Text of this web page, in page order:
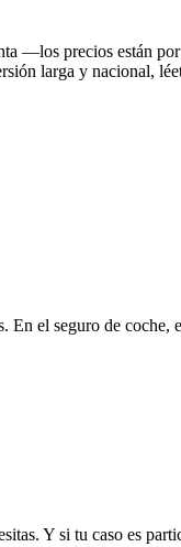
—los precios están
larga y nacional,
el seguro de coche,
Y si tu caso es